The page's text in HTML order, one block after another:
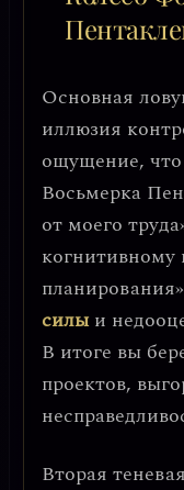
Основная
иллюзия
ощущение, что
Восьмерка
от моего
планирования»
силыи
В итоге вы
проектов,
Вторая